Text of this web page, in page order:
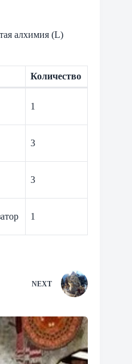
алхимия (L)
Количество
1
3
3
1
NEXT